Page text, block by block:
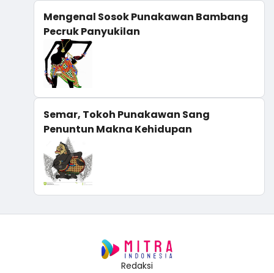
Mengenal Sosok Punakawan Bambang
Pecruk Panyukilan
Semar, Tokoh Punakawan Sang
Penuntun Makna Kehidupan
Redaksi